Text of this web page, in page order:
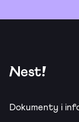
Dokumenty i